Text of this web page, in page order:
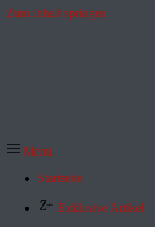
Zum Inhalt springen
Menü
Startseite
Exklusive Artikel